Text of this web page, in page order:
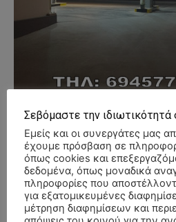
-
Σεβόμαστε την ιδιωτικότητά
Εμείς και οι συνεργάτες μας
έχουμε πρόσβαση σε
όπως cookies και
δεδομένα, όπως μοναδικά
πληροφορίες που
για εξατομικευμένες
μέτρηση διαφημίσεων και